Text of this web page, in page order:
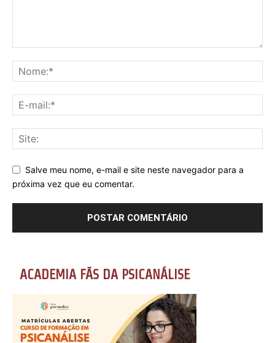
Salve meu nome, e-mail e site neste navegador para a
próxima vez que eu comentar.
ACADEMIA FÃS DA PSICANÁLISE